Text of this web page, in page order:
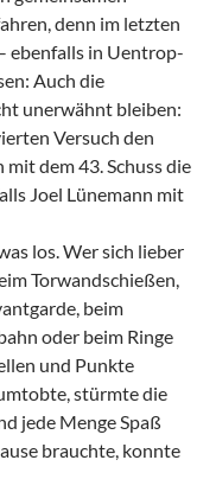
denn im letzten
ebenfalls in Uentrop-
Auch die
unerwähnt bleiben:
Versuch den
dem 43. Schuss die
Joel Lünemann mit
los. Wer sich lieber
Torwandschießen,
beim
oder beim Ringe
und Punkte
stürmte die
jede Menge Spaß
brauchte, konnte